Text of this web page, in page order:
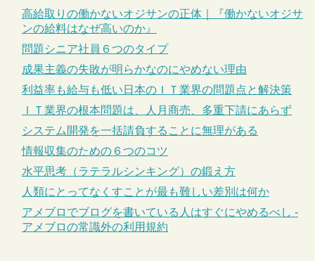
高給取りの働かないオジサンの正体｜『働かないオジサ
ンの給料はなぜ高いのか』
問題シニア社員６つのタイプ
成果主義の失敗が明らかなのにやめない理由
利益率も給与も低い日本のＩＴ業界の問題点と解決策
ＩＴ業界の根本問題は、人月商売、多重下請にあらず
システム開発を一括請負することに無理がある
情報収集のための６つのコツ
水平思考（ラテラルシンキング）の鍛え方
人類にとってなくすことが最も難しい差別は何か
アメブロでブログを書いている人はすぐにやめるべし -
アメブロの常識外の利用規約